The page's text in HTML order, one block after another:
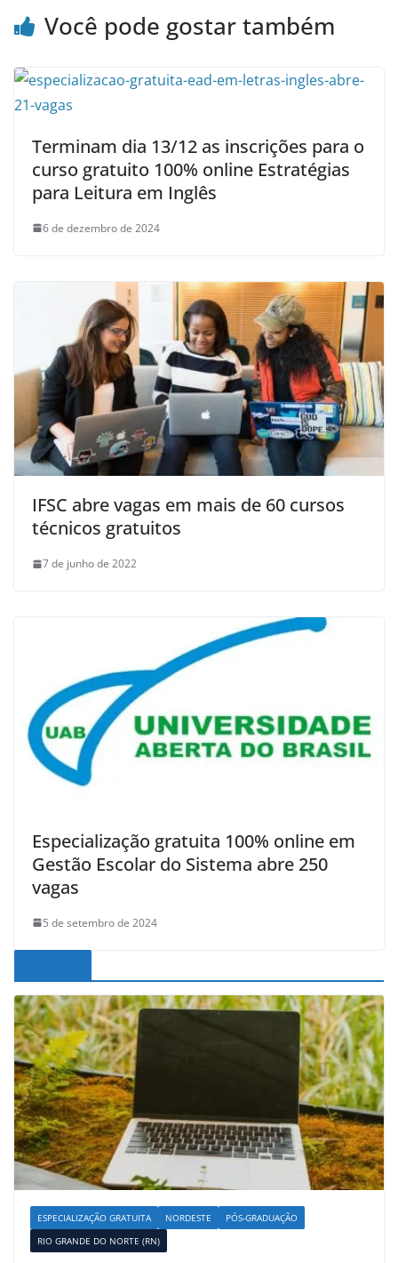
Você pode gostar também
Terminam dia 13/12 as inscrições para o
curso gratuito 100% online Estratégias
para Leitura em Inglês
6 de dezembro de 2024
IFSC abre vagas em mais de 60 cursos
técnicos gratuitos
7 de junho de 2022
Especialização gratuita 100% online em
Gestão Escolar do Sistema abre 250
vagas
5 de setembro de 2024
ESPECIALIZAÇÃO GRATUITA NORDESTE
PÓS-GRADUAÇÃO
RIO GRANDE DO NORTE (RN)